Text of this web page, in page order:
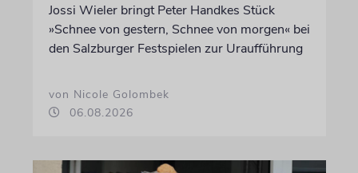
Jossi Wieler bringt Peter Handkes Stück
»Schnee von gestern, Schnee von morgen« bei
den Salzburger Festspielen zur Uraufführung
von Nicole Golombek
06.08.2026